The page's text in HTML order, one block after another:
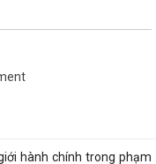
hành chính trong phạm